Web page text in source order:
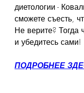
диетологии -
сможете съесть,
Не верите? Тогда
и убедитесь сами!
ПОДРОБНЕЕ